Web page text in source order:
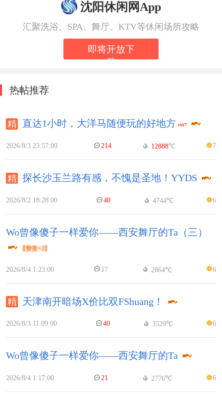
沈阳休闲网App
汇聚洗浴、SPA、舞厅、KTV等休闲场所攻略
即将开放下
载
热帖推荐
直达1小时，大洋马随便玩的好地方
2026/8/3 23:57:00 214 12888℃ 7
探长沙玉兰路有感，不愧是圣地！YYDS
2026/8/2 18:28:00 40 4744℃ 6
Wo曾像傻子一样爱你——西安舞厅的Ta（三）
【赞赏+2】
2026/8/4 1:23:00 17 2864℃ 6
天津南开暗场X价比双FShuang！
2026/8/3 11:09:00 40 3529℃ 6
Wo曾像傻子一样爱你——西安舞厅的Ta
2026/8/4 1:17:00 21 2776℃ 6